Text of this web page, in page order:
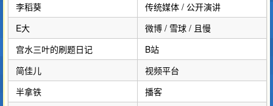
李稻葵
传统媒体 / 公开演讲
E大
微博 / 雪球 / 且慢
宫水三叶的刷题日记
B站
简佳儿
视频平台
半拿铁
播客